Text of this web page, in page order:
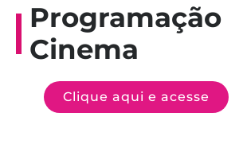
Programação
Cinema
Clique aqui e acesse